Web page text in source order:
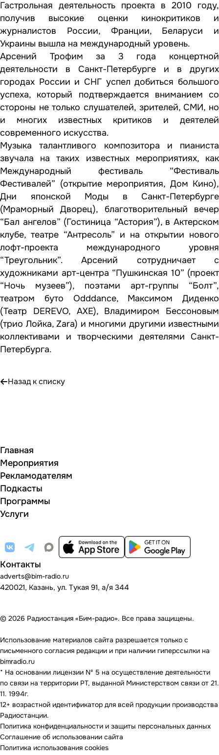
Гастрольная деятельность проекта в 2010 году,
получив высокие оценки кинокритиков и
журналистов России, Франции, Беларуси и
Украины вышла на международный уровень.
Арсений Трофим за 3 года концертной
деятельности в Санкт-Петербурге и в других
городах России и СНГ успел добиться большого
успеха, который подтверждается вниманием со
стороны не только слушателей, зрителей, СМИ, но
и многих известных критиков и деятелей
современного искусства.
Музыка талантливого композитора и пианиста
звучала на таких известных мероприятиях, как
Международный фестиваль “Фестиваль
Фестивалей” (открытие мероприятия, Дом Кино),
Дни японской Моды в Санкт-Петербурге
(Мраморный Дворец), благотворительный вечер
“Бал ангелов” (Гостиница “Астория”), в Актерском
клубе, театре “Антресоль” и на открытии нового
лофт-проекта международного уровня
“Треугольник”. Арсений сотрудничает с
художниками арт-центра “Пушкинская 10” (проект
“Ночь музеев”), поэтами арт-группы “Болт”,
театром буто Odddance, Максимом Диденко
(Театр DEREVO, АХЕ), Владимиром Бессоновым
(трио Лойка, Zara) и многими другими известными
коллективами и творческими деятелями Санкт-
Петербурга.
Назад к списку
Главная
Мероприятия
Рекламодателям
Подкасты
Программы
Услуги
Контакты
adverts@bim-radio.ru
420021, Казань, ул. Тукая 91, а/я 344
© 2026 Радиостанция «Бим-радио». Все права защищены.
Использование материалов сайта разрешается только с
письменного согласия редакции и при наличии гиперссылки на
bimradio.ru
* На основании лицензии Nº 5 на осуществление деятельности
по связи на территории РТ, выданной Министерством связи от 21.
11. 1994г.
12+ возрастной идентификатор для всей продукции производства
Радиостанции.
Политика конфиденциальности и защиты персональных данных
Соглашение об использовании сайта
Политика использования cookies